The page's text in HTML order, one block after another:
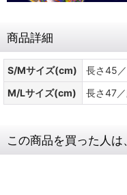
商品詳細
S/Mサイズ(cm)
長さ45
M/Lサイズ(cm)
長さ47
この商品を買った人